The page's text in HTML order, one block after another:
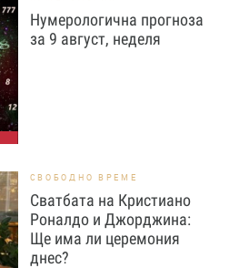
Нумерологична прогноза
за 9 август, неделя
СВОБОДНО ВРЕМЕ
Сватбата на Кристиано
Роналдо и Джорджина:
Ще има ли церемония
днес?